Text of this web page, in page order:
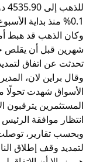
0.1% منذ بداية الأسبوع.
وكان الذهب قد هبط
شهرين قبل أن يقلص
تحدثت عن اتفاق
وقال براين لان،
الأسواق شهدت تحولًا
المستثمرين يترقبون
انتظار موافقة
وبحسب تقارير، توصلت
لتمديد وقف إطلاق